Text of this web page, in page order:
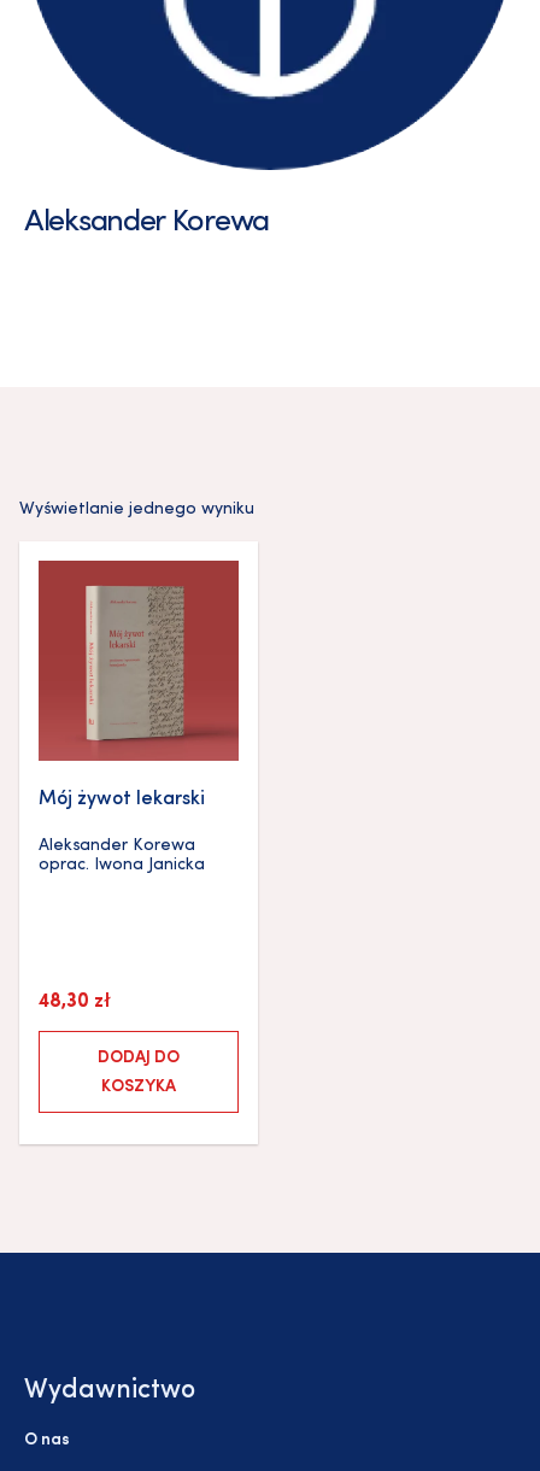
Aleksander Korewa
Wyświetlanie jednego wyniku
Mój żywot lekarski
Aleksander Korewa
oprac. Iwona Janicka
48,30 zł
DODAJ DO
KOSZYKA
Wydawnictwo
O nas